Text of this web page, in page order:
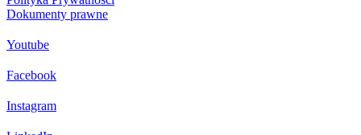
Dokumenty prawne
Youtube
Facebook
Instagram